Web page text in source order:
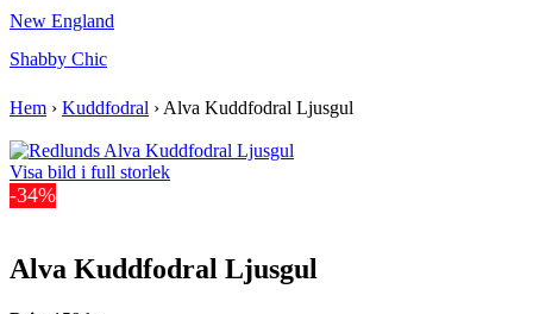
New England
Shabby Chic
Hem › Kuddfodral ›Alva Kuddfodral Ljusgul
Visa bild i full storlek
-34%
Alva Kuddfodral Ljusgul